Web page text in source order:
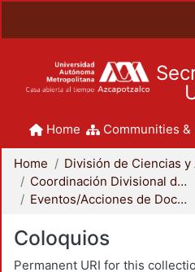
Home Communities
Home
Coordinación Divisional de Docencia
Eventos/Acciones de Docencia
Coloquios
Permanent URI for this